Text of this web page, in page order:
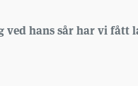
ved hans sår har vi fått